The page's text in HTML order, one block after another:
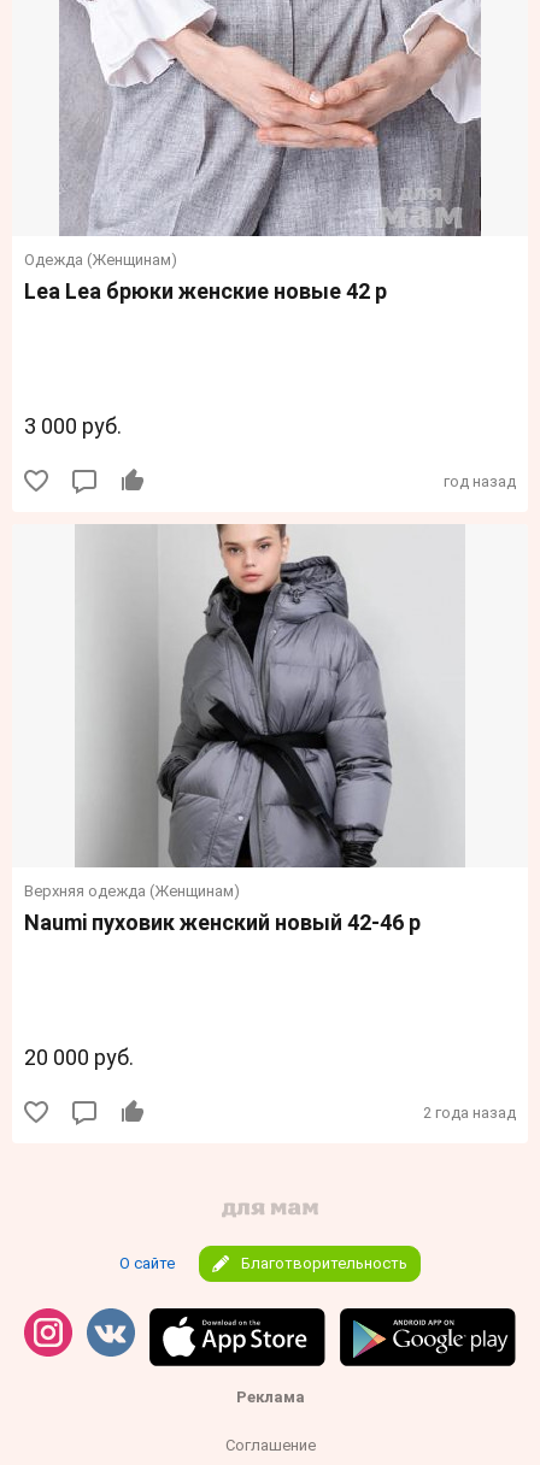
Одежда (Женщинам)
Lea Lea брюки женские новые 42 р
3 000 руб.
год назад
Верхняя одежда (Женщинам)
Naumi пуховик женский новый 42-46 р
20 000 руб.
2 года назад
О сайте Благотворительность
Реклама
Соглашение